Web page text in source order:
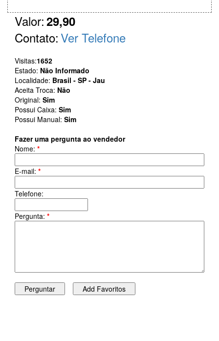
Valor:29,90
Contato:Ver Telefone
Visitas:1652
Estado: Não Informado
Localidade: Brasil - SP - Jau
Aceita Troca: Não
Original: Sim
Possui Caixa: Sim
Possui Manual: Sim
Fazer uma pergunta ao vendedor
Nome: *
E-mail: *
Telefone:
Pergunta: *